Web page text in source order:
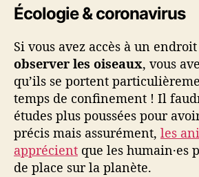
Écologie & coronavirus
Si vous avez accès à un
observer les oiseaux, vous
qu’ils se portent
temps de confinement ! Il
études plus poussées pour
précis mais assurément, les
apprécient que les humain·es
de place sur la planète.